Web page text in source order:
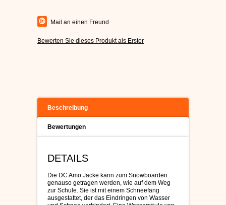
Mail an einen Freund
Bewerten Sie dieses Produkt als Erster
Beschreibung
Bewertungen
DETAILS
Die DC Amo Jacke kann zum Snowboarden
genauso getragen werden, wie auf dem Weg
zur Schule. Sie ist mit einem Schneefang
ausgestattet, der das Eindringen von Wasser